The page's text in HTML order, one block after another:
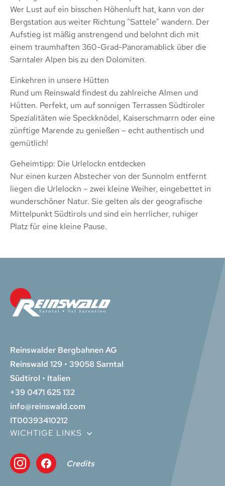
Wer Lust auf ein bisschen Höhenluft hat, kann von der
Bergstation aus weiter Richtung "Sattele" wandern. Der
Aufstieg ist mäßig anstrengend und belohnt dich mit
einem traumhaften 360-Grad-Panoramablick über die
Sarntaler Alpen bis zu den Dolomiten.
Einkehren in unsere Hütten
Rund um Reinswald findest du zahlreiche Almen und
Hütten. Perfekt, um auf sonnigen Terrassen Südtiroler
Spezialitäten wie Speckknödel, Kaiserschmarrn oder eine
zünftige Marende zu genießen – echt authentisch und
gemütlich!
Geheimtipp: Die Urlelockn entdecken
Nur einen kurzen Abstecher von der Sunnolm entfernt
liegen die Urlelockn – zwei kleine Weiher, eingebettet in
wunderschöner Natur. Sie gelten als der geografische
Mittelpunkt Südtirols und sind ein herrlicher, ruhiger
Platz für eine kleine Pause.
Reinswalder Bergbahnen AG
Reinswald 129 • 39058 Sarntal
Südtirol • Italien
+39 0471 625 132
info@reinswald.com
IT00393410212
WICHTIGE LINKS
Credits